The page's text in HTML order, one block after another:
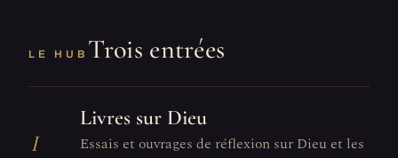
LE HUB Trois entrées
I
Livres sur Dieu
Essais et ouvrages de réflexion sur Dieu et les